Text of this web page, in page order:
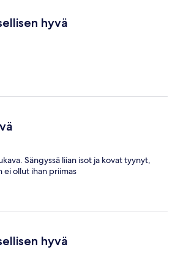
hyvä
Sängyssä liian isot ja kovat tyynyt,
ei ollut ihan priimas
hyvä